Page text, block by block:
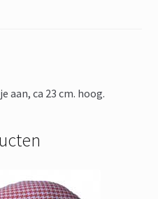
aan, ca 23 cm. hoog.